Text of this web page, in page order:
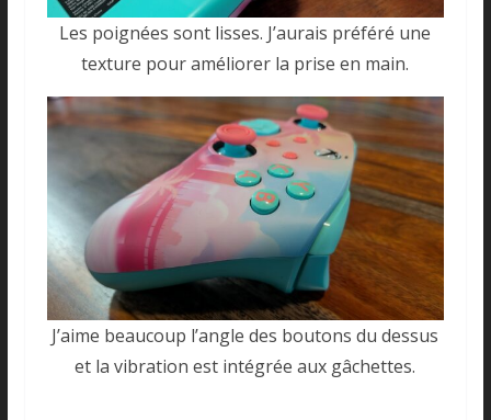
Les poignées sont lisses. J’aurais préféré une
texture pour améliorer la prise en main.
J’aime beaucoup l’angle des boutons du dessus
et la vibration est intégrée aux gâchettes.